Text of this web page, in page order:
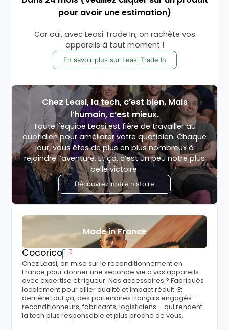
pour avoir une estimation)
Car oui, avec Leasi Trade In, on rachète vos
appareils à tout moment !
En savoir plus sur Leasi Trade In
Chez Leasi, la tech, c’est bien. Mais
l’humain, c’est mieux.
Toute l'équipe Leasi est fière de travailler au
quotidien pour améliorer votre quotidien. Chaque
jour, vous êtes de plus en plus nombreux à
rejoindre l’aventure. Et ça, c’est un peu notre plus
belle victoire.
Découvrez notre histoire
Made in France
Cocorico
Chez Leasi, on mise sur le reconditionnement en
France pour donner une seconde vie à vos appareils
avec expertise et rigueur. Nos accessoires ? Fabriqués
localement pour allier qualité et impact réduit. Et
derrière tout ça, des partenaires français engagés –
reconditionneurs, fabricants, logisticiens – qui rendent
la tech plus responsable et plus proche de vous.